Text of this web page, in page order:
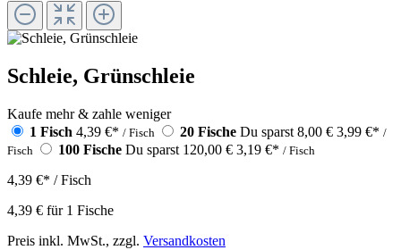
Schleie, Grünschleie
Kaufe mehr & zahle weniger
1 Fisch 4,39 €* / Fisch 20 Fische Du sparst 8,00 € 3,99 €* /
Fisch
100 Fische Du sparst 120,00 € 3,19 €* / Fisch
4,39 €* / Fisch
4,39 € für 1 Fische
Preis inkl. MwSt., zzgl. Versandkosten